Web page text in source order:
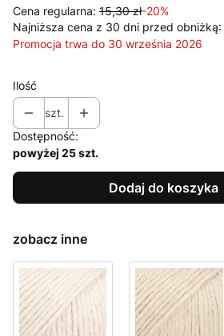
Cena regularna: 15,30 zł-20%
Najniższa cena z 30 dni przed obniżką:
Promocja trwa do 30 września 2026
Ilość
szt.
Dostępność:
powyżej 25 szt.
Dodaj do koszyka
zobacz inne